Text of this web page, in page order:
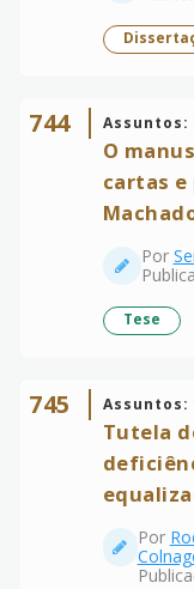
744 Assuntos:
O
cartas e
Por
Tese
745 Assuntos:
Tutela
Por